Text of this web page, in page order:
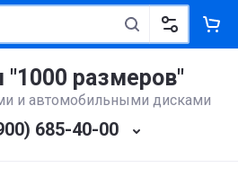
размеров"
и автомобильными дисками
685-40-00